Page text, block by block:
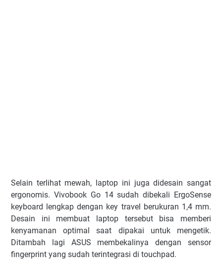
Selain terlihat mewah, laptop ini juga didesain sangat
ergonomis. Vivobook Go 14 sudah dibekali ErgoSense
keyboard lengkap dengan key travel berukuran 1,4 mm.
Desain ini membuat laptop tersebut bisa memberi
kenyamanan optimal saat dipakai untuk mengetik.
Ditambah lagi ASUS membekalinya dengan sensor
fingerprint yang sudah terintegrasi di touchpad.